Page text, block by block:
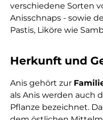
verschiedene Sorten
Anisschnaps - sowie
Pastis, Liköre wie
Herkunft und
Anis gehört zur
als Anis werden auch
Pflanze bezeichnet.